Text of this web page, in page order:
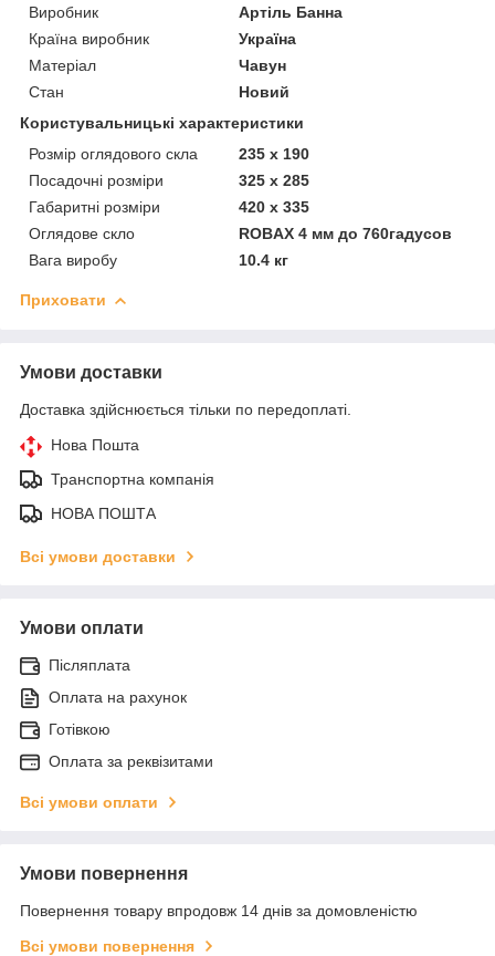
Виробник
Артіль Банна
Країна виробник
Україна
Матеріал
Чавун
Стан
Новий
Користувальницькі характеристики
Розмір оглядового скла
235 х 190
Посадочні розміри
325 х 285
Габаритні розміри
420 х 335
Оглядове скло
ROBAX 4 мм до 760гадусов
Вага виробу
10.4 кг
Приховати
Умови доставки
Доставка здійснюється тільки по передоплаті.
Нова Пошта
Транспортна компанія
НОВА ПОШТА
Всі умови доставки
Умови оплати
Післяплата
Оплата на рахунок
Готівкою
Оплата за реквізитами
Всі умови оплати
Умови повернення
Повернення товару впродовж 14 днів за домовленістю
Всі умови повернення